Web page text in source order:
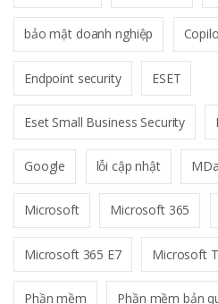
bảo mật doanh nghiệp
Endpoint security ESET
Eset Small Business Security
Google lỗi cập nhật
Microsoft Microsoft 365
Microsoft 365 E7 Microsoft
Phần mềm Phần mềm bản